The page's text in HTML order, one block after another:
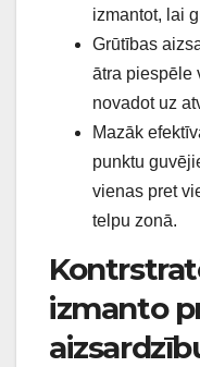
izmantot, lai
Grūtības
ātra piespēle
novadot uz
Mazāk
punktu
vienas pret
telpu zonā.
izmanto